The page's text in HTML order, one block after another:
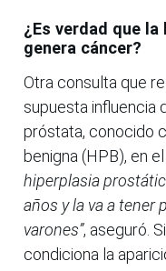
¿Es verdad que
genera cáncer?
Otra consulta que
supuesta influencia
próstata, conocido
benigna (HPB), en
hiperplasia
años y la va a tener
varones”, aseguró.
condiciona la